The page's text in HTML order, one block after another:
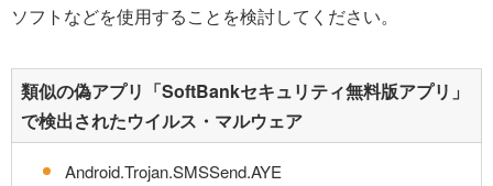
ソフトなどを使用することを検討してください。
類似の偽アプリ「SoftBankセキュリティ無料版アプリ」
で検出されたウイルス・マルウェア
Android.Trojan.SMSSend.AYE